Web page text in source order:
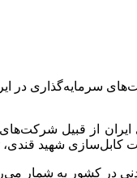
سرمایه‌گذاری
از قبیل
کابل‌سازی
در کشور به شمار